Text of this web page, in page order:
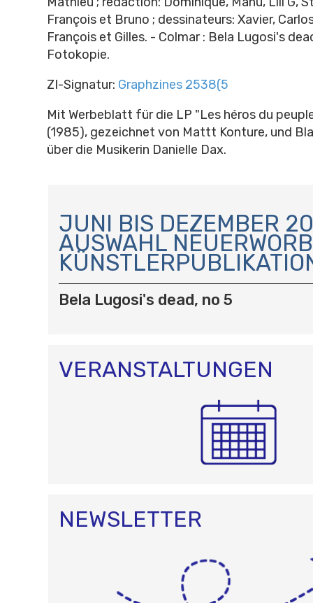
François et Bruno ; dessinateurs: Xavier,
François et Gilles. - Colmar : Bela Lugosi's
Fotokopie.
ZI-Signatur: Graphzines 2538(5
Mit Werbeblatt für die LP "Les héros du
(1985), gezeichnet von Mattt Konture, und
über die Musikerin Danielle Dax.
A
V
I
G
A
T
I
JUNI BIS DEZEMBER
AUSWAHL
Bela Lugosi's dead, no 5
VERANSTALTUNGEN
NEWSLETTER